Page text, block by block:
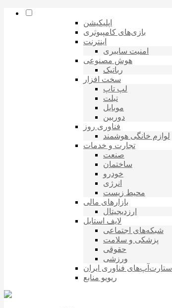
اپلیکیشن
بازی‌های کامپیوتری
اینترنت
امنیت سایبری
هوش مصنوعی
رباتیک
سخت افزار
لپ تاپ
تبلت
موبایل
دوربین
فناوری روز
لوازم خانگی هوشمند
تجارت و خدمات
صنعت
ساختمان
خودرو
انرژی
محیط زیست
بازارهای مالی
ارزدیجیتال
لایف استایل
شبکه‌های اجتماعی
پزشکی و سلامت
حقوقی
ورزشی
استارت‌آپ‌های فناوری ایران
ریویو منابع